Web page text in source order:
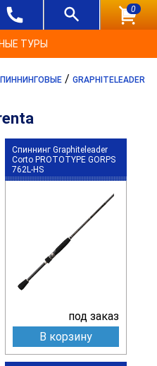
0
ТУРЫ
/ GRAPHITELEADER
Спиннинг Graphiteleader
Corto PROTOTYPE GORPS
762L-HS
под заказ
В корзину